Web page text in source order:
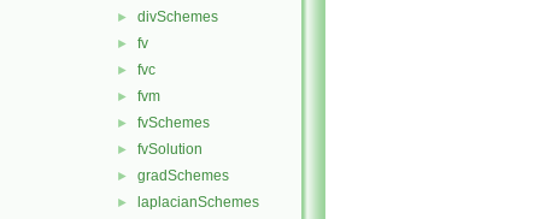
► divSchemes
► fv
► fvc
► fvm
► fvSchemes
► fvSolution
► gradSchemes
► laplacianSchemes